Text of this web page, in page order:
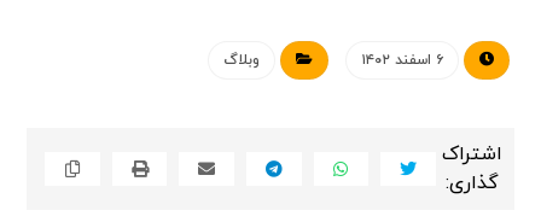
۶ اسفند ۱۴۰۲ وبلاگ